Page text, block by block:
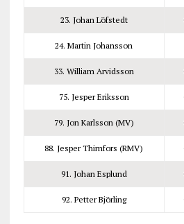
23. Johan Löfstedt
24. Martin Johansson
33. William Arvidsson
75. Jesper Eriksson
79. Jon Karlsson (MV)
88. Jesper Thimfors (RMV)
91. Johan Esplund
92. Petter Björling